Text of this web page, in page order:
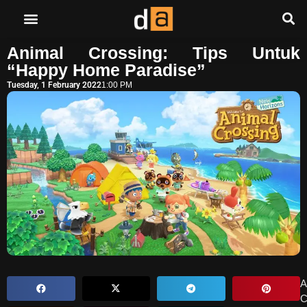
Animal Crossing: Tips Untuk
“Happy Home Paradise”
Tuesday, 1 February 20221:00 PM